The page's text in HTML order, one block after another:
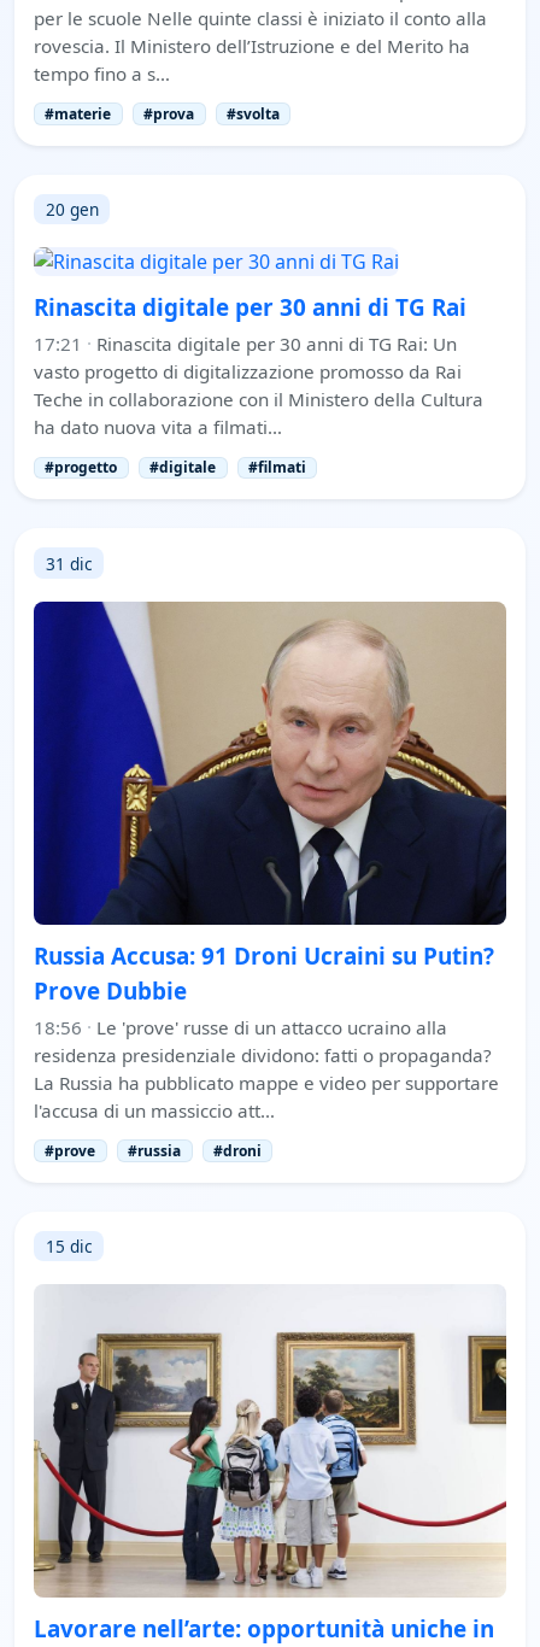
per le scuole Nelle quinte classi è iniziato il conto alla
rovescia. Il Ministero dell’Istruzione e del Merito ha
tempo fino a s…
#materie #prova #svolta
20 gen
Rinascita digitale per 30 anni di TG Rai
17:21 · Rinascita digitale per 30 anni di TG Rai: Un
vasto progetto di digitalizzazione promosso da Rai
Teche in collaborazione con il Ministero della Cultura
ha dato nuova vita a filmati…
#progetto #digitale #filmati
31 dic
Russia Accusa: 91 Droni Ucraini su Putin?
Prove Dubbie
18:56 · Le 'prove' russe di un attacco ucraino alla
residenza presidenziale dividono: fatti o propaganda?
La Russia ha pubblicato mappe e video per supportare
l'accusa di un massiccio att…
#prove #russia #droni
15 dic
Lavorare nell’arte: opportunità uniche in